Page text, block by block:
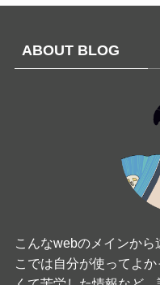
ABOUT BLOG
こんなwebのメインから
こでは自分が使ってよ